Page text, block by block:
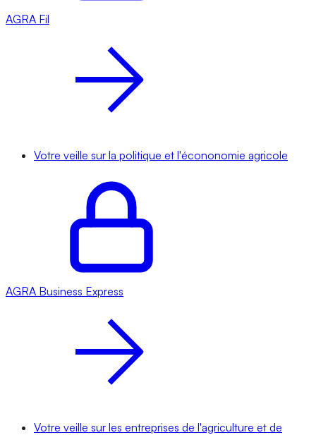
AGRA Fil
Votre veille sur la politique et l'écononomie agricole
AGRA Business Express
Votre veille sur les entreprises de l'agriculture et de